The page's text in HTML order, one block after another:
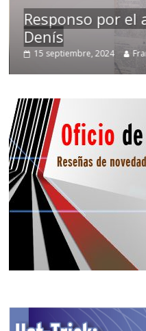
Responso por
Denís
15 septiembre, 2024